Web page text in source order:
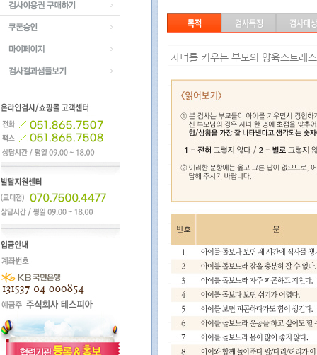
전체검사소개
검사이용권 구매하기
쿠폰승인
마이페이지
자녀를 키우는 부모의 양육스트레